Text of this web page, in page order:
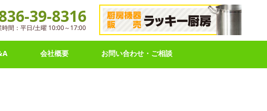
39-8316
時間：平日/土曜 10:00～17:00
会社概要 お問い合わせ・ご相談